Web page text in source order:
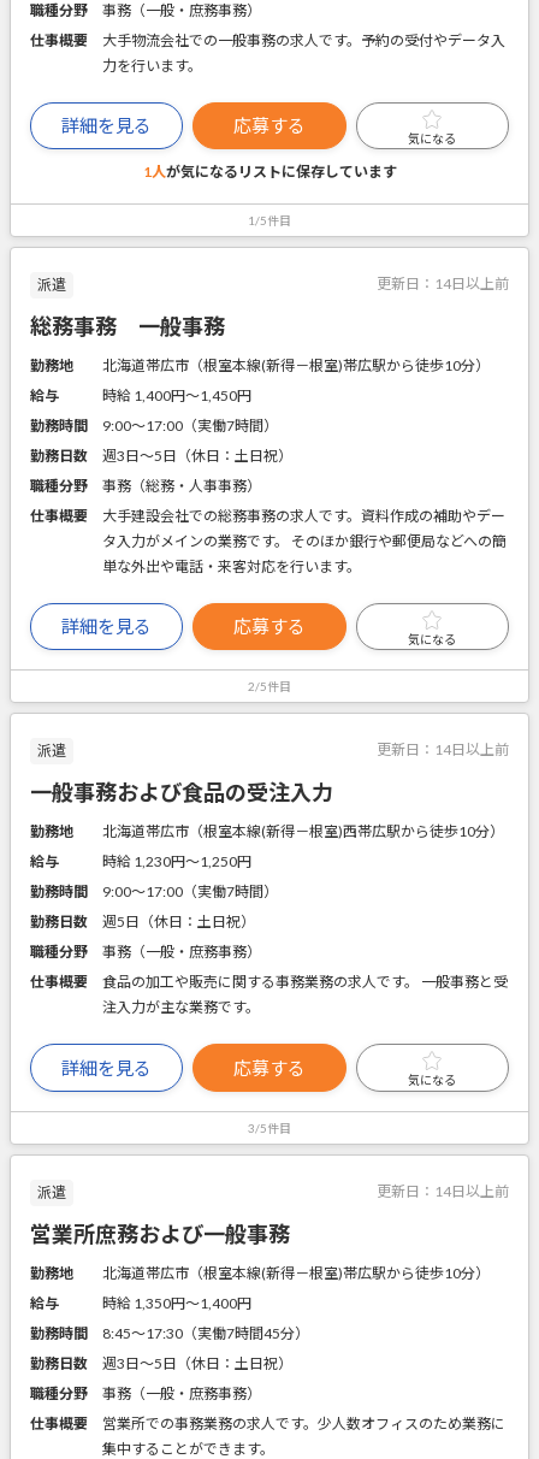
職種分野
事務（一般・庶務事務）
仕事概要
大手物流会社での一般事務の求人です。予約の受付やデータ入
力を行います。
詳細を見る 応募する
気になる
1人が気になるリストに保存しています
1/5件目
派遣 更新日： 14日以上前
総務事務 一般事務
勤務地
北海道帯広市（根室本線(新得－根室)帯広駅から徒歩10分）
給与
時給 1,400円〜1,450円
勤務時間
9:00～17:00（実働7時間）
勤務日数
週3日～5日（休日：土日祝）
職種分野
事務（総務・人事事務）
仕事概要
大手建設会社での総務事務の求人です。資料作成の補助やデー
タ入力がメインの業務です。 そのほか銀行や郵便局などへの簡
単な外出や電話・来客対応を行います。
詳細を見る 応募する
気になる
2/5件目
派遣 更新日： 14日以上前
一般事務および食品の受注入力
勤務地
北海道帯広市（根室本線(新得－根室)西帯広駅から徒歩10分）
給与
時給 1,230円〜1,250円
勤務時間
9:00～17:00（実働7時間）
勤務日数
週5日（休日：土日祝）
職種分野
事務（一般・庶務事務）
仕事概要
食品の加工や販売に関する事務業務の求人です。 一般事務と受
注入力が主な業務です。
詳細を見る 応募する
気になる
3/5件目
派遣 更新日： 14日以上前
営業所庶務および一般事務
勤務地
北海道帯広市（根室本線(新得－根室)帯広駅から徒歩10分）
給与
時給 1,350円〜1,400円
勤務時間
8:45～17:30（実働7時間45分）
勤務日数
週3日～5日（休日：土日祝）
職種分野
事務（一般・庶務事務）
仕事概要
営業所での事務業務の求人です。少人数オフィスのため業務に
集中することができます。